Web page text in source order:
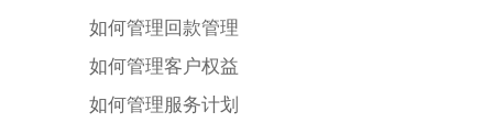
如何管理回款管理
如何管理客户权益
如何管理服务计划